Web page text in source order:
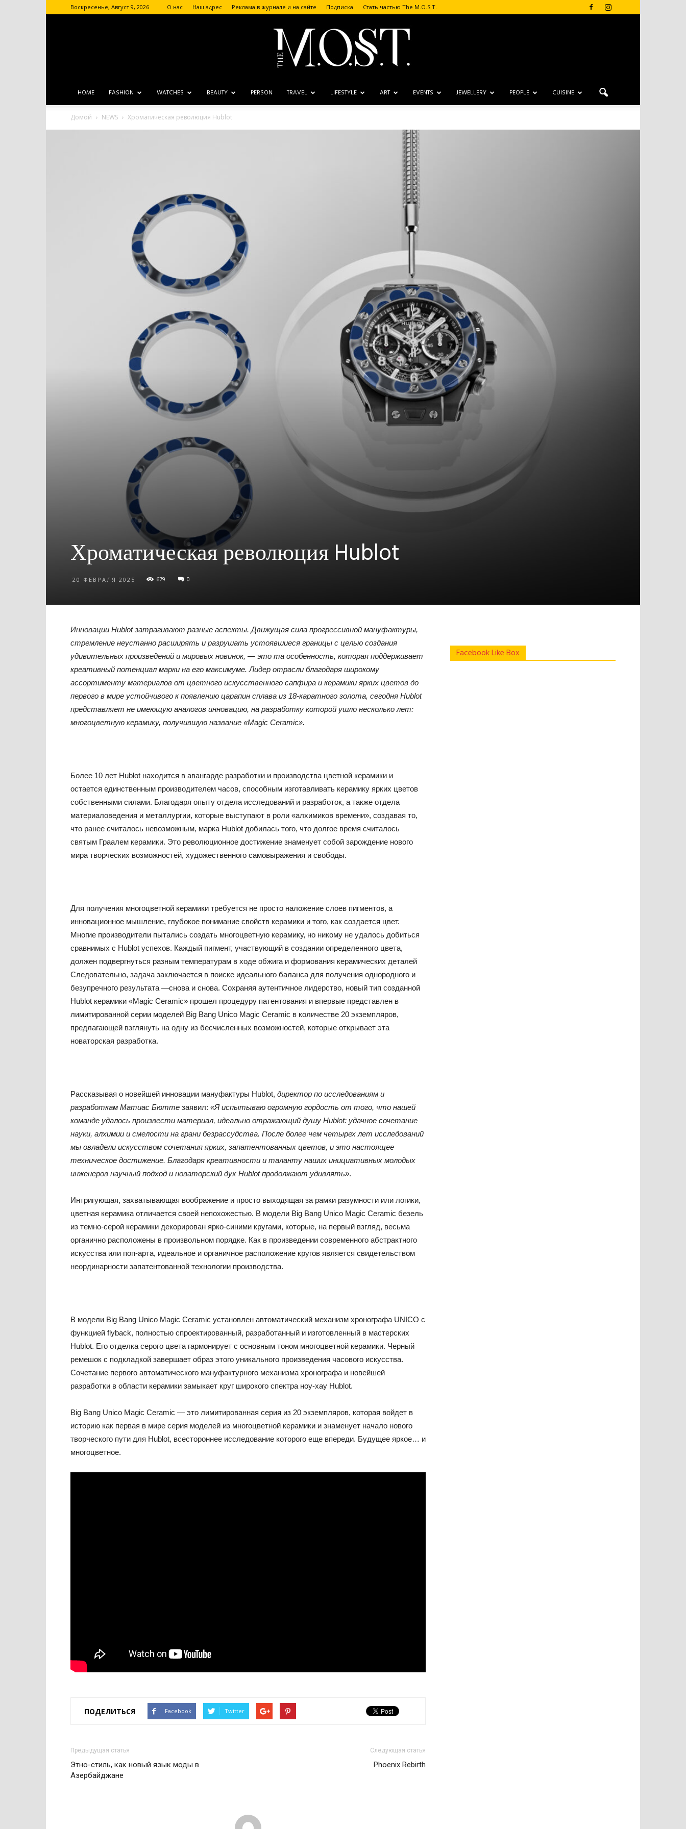
Воскресенье, Август 9, 2026 О нас Наш адрес Реклама в журнале и на сайте Подписка Стать частью The M.O.S.T.
The
HOME FASHION WATCHES BEAUTY PERSON TRAVEL LIFESTYLE ART EVENTS JEWELLERY PEOPLE CUISINE
Домой NEWS Хроматическая революция Hublot
Хроматическая революция Hublot
20 ФЕВРАЛЯ 2025 679 0
Инновации Hublot затрагивают разные аспекты. Движущая сила прогрессивной мануфактуры,
стремление неустанно расширять и разрушать устоявшиеся границы с целью создания
удивительных произведений и мировых новинок, — это та особенность, которая поддерживает
креативный потенциал марки на его максимуме. Лидер отрасли благодаря широкому
ассортименту материалов от цветного искусственного сапфира и керамики ярких цветов до
первого в мире устойчивого к появлению царапин сплава из 18-каратного золота, сегодня Hublot
представляет не имеющую аналогов инновацию, на разработку которой ушло несколько лет:
многоцветную керамику, получившую название «Magic Ceramic».
Более 10 лет Hublot находится в авангарде разработки и производства цветной керамики и
остается единственным производителем часов, способным изготавливать керамику ярких цветов
собственными силами. Благодаря опыту отдела исследований и разработок, а также отдела
материаловедения и металлургии, которые выступают в роли «алхимиков времени», создавая то,
что ранее считалось невозможным, марка Hublot добилась того, что долгое время считалось
святым Граалем керамики. Это революционное достижение знаменует собой зарождение нового
мира творческих возможностей, художественного самовыражения и свободы.
Для получения многоцветной керамики требуется не просто наложение слоев пигментов, а
инновационное мышление, глубокое понимание свойств керамики и того, как создается цвет.
Многие производители пытались создать многоцветную керамику, но никому не удалось добиться
сравнимых с Hublot успехов. Каждый пигмент, участвующий в создании определенного цвета,
должен подвергнуться разным температурам в ходе обжига и формования керамических деталей
Следовательно, задача заключается в поиске идеального баланса для получения однородного и
безупречного результата —снова и снова. Сохраняя аутентичное лидерство, новый тип созданной
Hublot керамики «Magic Ceramic» прошел процедуру патентования и впервые представлен в
лимитированной серии моделей Big Bang Unico Magic Ceramic в количестве 20 экземпляров,
предлагающей взглянуть на одну из бесчисленных возможностей, которые открывает эта
новаторская разработка.
Рассказывая о новейшей инновации мануфактуры Hublot, директор по исследованиям и
разработкам Матиас Бютте заявил: «Я испытываю огромную гордость от того, что нашей
команде удалось произвести материал, идеально отражающий душу Hublot: удачное сочетание
науки, алхимии и смелости на грани безрассудства. После более чем четырех лет исследований
мы овладели искусством сочетания ярких, запатентованных цветов, и это настоящее
техническое достижение. Благодаря креативности и таланту наших инициативных молодых
инженеров научный подход и новаторский дух Hublot продолжают удивлять».
Интригующая, захватывающая воображение и просто выходящая за рамки разумности или логики,
цветная керамика отличается своей непохожестью. В модели Big Bang Unico Magic Ceramic безель
из темно-серой керамики декорирован ярко-синими кругами, которые, на первый взгляд, весьма
органично расположены в произвольном порядке. Как в произведении современного абстрактного
искусства или поп-арта, идеальное и органичное расположение кругов является свидетельством
неординарности запатентованной технологии производства.
В модели Big Bang Unico Magic Ceramic установлен автоматический механизм хронографа UNICO с
функцией flyback, полностью спроектированный, разработанный и изготовленный в мастерских
Hublot. Его отделка серого цвета гармонирует с основным тоном многоцветной керамики. Черный
ремешок с подкладкой завершает образ этого уникального произведения часового искусства.
Сочетание первого автоматического мануфактурного механизма хронографа и новейшей
разработки в области керамики замыкает круг широкого спектра ноу-хау Hublot.
Big Bang Unico Magic Ceramic — это лимитированная серия из 20 экземпляров, которая войдет в
историю как первая в мире серия моделей из многоцветной керамики и знаменует начало нового
творческого пути для Hublot, всестороннее исследование которого еще впереди. Будущее яркое… и
многоцветное.
ПОДЕЛИТЬСЯ Facebook Twitter
Предыдущая статья
Этно-стиль, как новый язык моды в
Азербайджане
Следующая статья
Phoenix Rebirth
Facebook Like Box